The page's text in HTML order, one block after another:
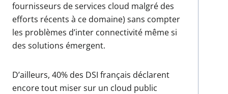
fournisseurs de services cloud malgré des
efforts récents à ce domaine) sans compter
les problèmes d’inter connectivité même si
des solutions émergent.
D’ailleurs, 40% des DSI français déclarent
encore tout miser sur un cloud public